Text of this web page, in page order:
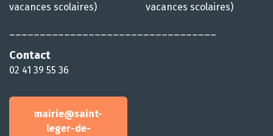
vacances scolaires)
Contact
02 41 39 55 36
mairie@saint-
leger-de-
vacances scolaires)